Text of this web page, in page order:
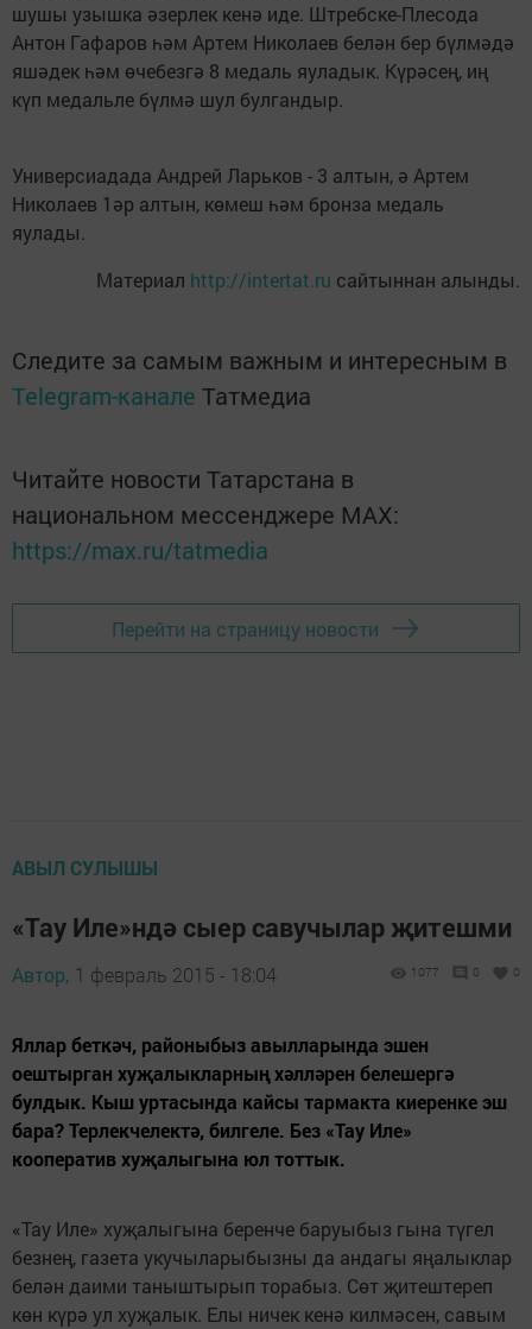
шушы узышка әзерлек кенә иде. Штребске-Плесода
Антон Гафаров һәм Артем Николаев белән бер бүлмәдә
яшәдек һәм өчебезгә 8 медаль яуладык. Күрәсең, иң
күп медальле бүлмә шул булгандыр.
Универсиадада Андрей Ларьков - 3 алтын, ә Артем
Николаев 1әр алтын, көмеш һәм бронза медаль
яулады.
Материал http://intertat.ru сайтыннан алынды.
Следите за самым важным и интересным в
Telegram-канале Татмедиа
Читайте новости Татарстана в
национальном мессенджере MАХ:
https://max.ru/tatmedia
Перейти на страницу новости
АВЫЛ СУЛЫШЫ
«Тау Иле»ндә сыер савучылар җитешми
Автор, 1 февраль 2015 - 18:04 1077 0 0
Яллар беткәч, районыбыз авылларында эшен
оештырган хуҗалыкларның хәлләрен белешергә
булдык. Кыш уртасында кайсы тармакта киеренке эш
бара? Терлекчелектә, билгеле. Без «Тау Иле»
кооператив хуҗалыгына юл тоттык.
«Тау Иле» хуҗалыгына беренче баруыбыз гына түгел
безнең, газета укучыларыбызны да андагы яңалыклар
белән даими таныштырып торабыз. Сөт җитештереп
көн күрә ул хуҗалык. Елы ничек кенә килмәсен, савым